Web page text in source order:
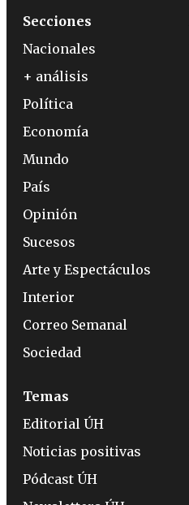
Secciones
Nacionales
+ análisis
Política
Economía
Mundo
País
Opinión
Sucesos
Arte y Espectáculos
Interior
Correo Semanal
Sociedad
Temas
Editorial ÚH
Noticias positivas
Pódcast ÚH